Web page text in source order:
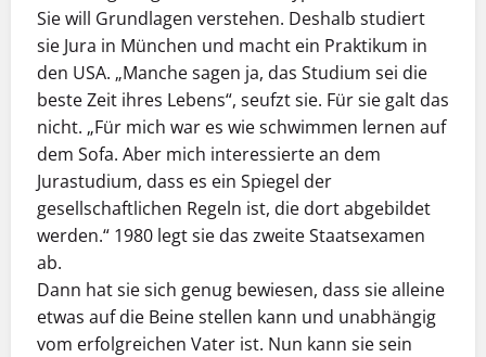
Sie will Grundlagen verstehen. Deshalb studiert
sie Jura in München und macht ein Praktikum in
den USA. „Manche sagen ja, das Studium sei die
beste Zeit ihres Lebens“, seufzt sie. Für sie galt das
nicht. „Für mich war es wie schwimmen lernen auf
dem Sofa. Aber mich interessierte an dem
Jurastudium, dass es ein Spiegel der
gesellschaftlichen Regeln ist, die dort abgebildet
werden.“ 1980 legt sie das zweite Staatsexamen
ab.
Dann hat sie sich genug bewiesen, dass sie alleine
etwas auf die Beine stellen kann und unabhängig
vom erfolgreichen Vater ist. Nun kann sie sein